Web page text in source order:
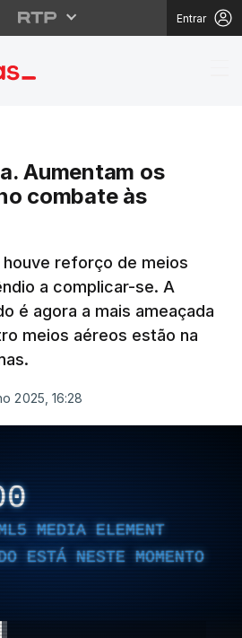
Entrar
Barca.
Aumentam os
combate às
houve reforço de meios
a complicar-se. A
é agora a mais ameaçada
meios aéreos estão na
2025, 16:28
MEDIA ELEMENT
ESTÁ NESTE MOMENTO